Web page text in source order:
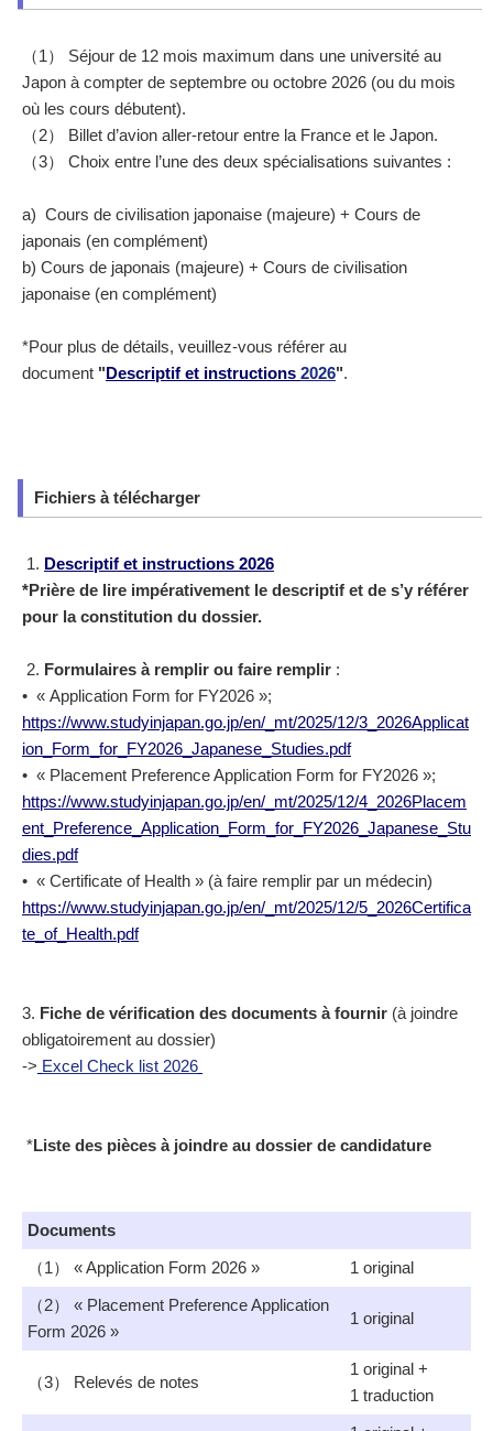
（1） Séjour de 12 mois maximum dans une université au
Japon à compter de septembre ou octobre 2026 (ou du mois
où les cours débutent).
（2） Billet d’avion aller-retour entre la France et le Japon.
（3） Choix entre l’une des deux spécialisations suivantes :
a) Cours de civilisation japonaise (majeure) + Cours de
japonais (en complément)
b) Cours de japonais (majeure) + Cours de civilisation
japonaise (en complément)
*Pour plus de détails, veuillez-vous référer au
document "Descriptif et instructions 2026".
Fichiers à télécharger
1. Descriptif et instructions 2026
*Prière de lire impérativement le descriptif et de s’y référer
pour la constitution du dossier.
2. Formulaires à remplir ou faire remplir :
• « Application Form for FY2026 »;
https://www.studyinjapan.go.jp/en/_mt/2025/12/3_2026Applicat
ion_Form_for_FY2026_Japanese_Studies.pdf
• « Placement Preference Application Form for FY2026 »;
https://www.studyinjapan.go.jp/en/_mt/2025/12/4_2026Placem
ent_Preference_Application_Form_for_FY2026_Japanese_Stu
dies.pdf
• « Certificate of Health » (à faire remplir par un médecin)​​
https://www.studyinjapan.go.jp/en/_mt/2025/12/5_2026Certifica
te_of_Health.pdf
3. Fiche de vérification des documents à fournir (à joindre
obligatoirement au dossier)
-> Excel Check list 2026
*Liste des pièces à joindre au dossier de candidature
Documents
（1） « Application Form 2026 »
1 original
（2） « Placement Preference Application
Form 2026 »
1 original
（3） Relevés de notes
1 original +
1 traduction